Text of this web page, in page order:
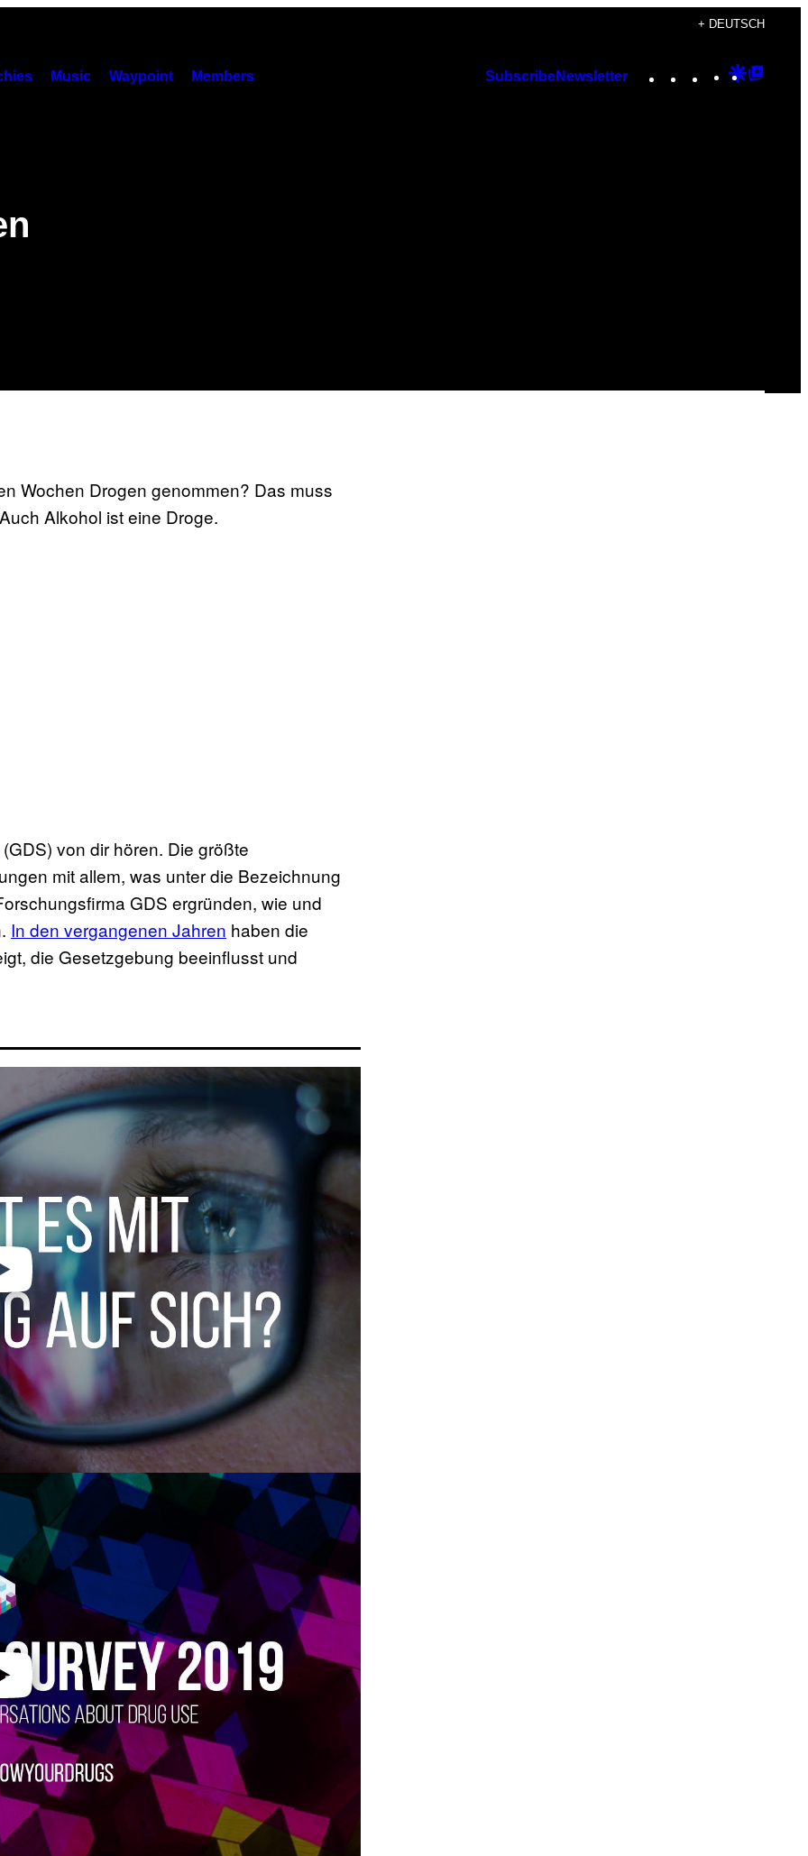
+ DEUTSCH
Music Waypoint Members SubscribeNewsletter Instagram
TikTok
YouTube
Google
Wochen Drogen genommen? Das muss
Alkohol ist eine Droge.
(GDS) von dir hören. Die größte
mit allem, was unter die Bezeichnung
GDS ergründen, wie und
In den vergangenen Jahren haben die
die Gesetzgebung beeinflusst und